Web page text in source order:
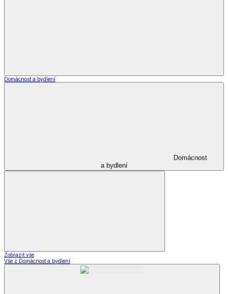
Domácnost a bydlení
Domácnost
a bydlení
Zobrazit vše
Vše z Domácnost a bydlení